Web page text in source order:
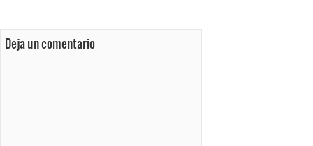
Deja un comentario